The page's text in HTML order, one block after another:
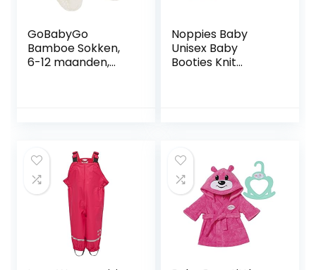
GoBabyGo
Bamboe Sokken,
6-12 maanden,
Noppies Baby
Unisex Baby
Booties Knit